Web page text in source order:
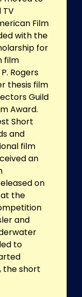
TV
Film
with the
for
film
Rogers
thesis film
Guild
Award.
Short
and
film
an
on
at the
and
to
the short